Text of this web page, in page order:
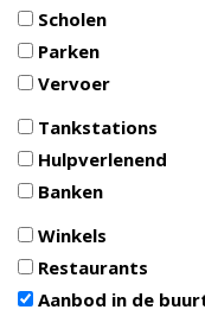
Scholen
Parken
Vervoer
Tankstations
Hulpverlenend
Banken
Winkels
Restaurants
Aanbod in de